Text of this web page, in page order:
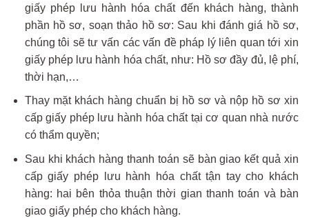
giấy phép lưu hành hóa chất đến khách hàng, thành
phần hồ sơ, soạn thảo hồ sơ: Sau khi đánh giá hồ sơ,
chúng tôi sẽ tư vấn các vấn đề pháp lý liên quan tới xin
giấy phép lưu hành hóa chất, như: Hồ sơ đầy đủ, lệ phí,
thời hạn,…
Thay mặt khách hàng chuẩn bị hồ sơ và nộp hồ sơ xin
cấp giấy phép lưu hành hóa chất tại cơ quan nhà nước
có thẩm quyền;
Sau khi khách hàng thanh toán sẽ bàn giao kết quả xin
cấp giấy phép lưu hành hóa chất tận tay cho khách
hàng: hai bên thỏa thuận thời gian thanh toán và bàn
giao giấy phép cho khách hàng.